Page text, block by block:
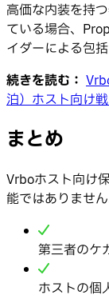
高価な内装を持
ている場合、
イダーによる包
続きを読む：
泊）ホスト向け
まとめ
Vrboホスト向け
能ではありません
第三者のケ
ホストの個